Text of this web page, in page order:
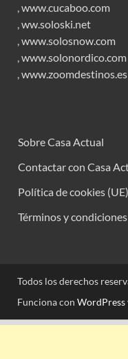
,www.cucaboo.com
,ww.soloski.net
,www.solosnow.com
,www.solonordico.com
,www.zoomdestinos.es
Sobre Casa Actual
Contactar con Casa
Política de cookies (UE)
Términos y condiciones
Todos los derechos
Funciona con WordPress